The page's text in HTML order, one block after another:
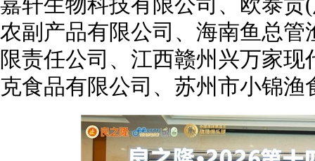
嘉轩生物科技有限公司、欧泰
农副产品有限公司、海南鱼总
限责任公司、江西赣州兴万家
克食品有限公司、苏州市小锦渔